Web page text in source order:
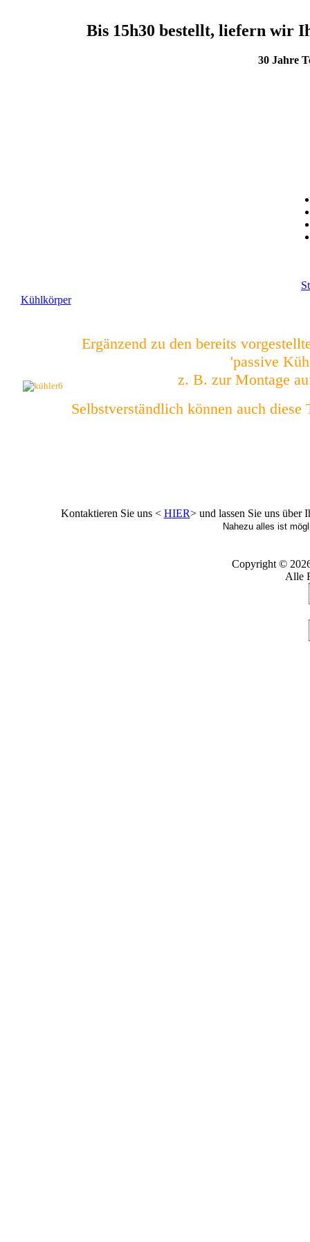
Bis 15h30 bestellt, liefern wir
30 Jahre
Kühlkörper
Ergänzend zu den bereits
'passive
z. B. zur Montage
Selbstverständlich können auch
Kontaktieren Sie uns < HIER> und lassen Sie uns über
Nahezu alles ist
Copyright ©
Alle